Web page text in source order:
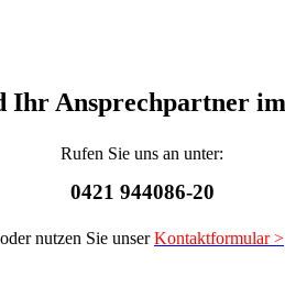
Ihr Ansprechpartner
Rufen Sie uns an unter:
0421 944086-20
oder nutzen Sie unserKontaktformular >